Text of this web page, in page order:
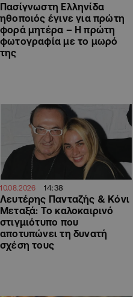
Πασίγνωστη Ελληνίδα
ηθοποιός έγινε για πρώτη
φορά μητέρα – Η πρώτη
φωτογραφία με το μωρό
της
10.08.2026 14:38
Λευτέρης Πανταζής & Κόνι
Μεταξά: Το καλοκαιρινό
στιγμιότυπο που
αποτυπώνει τη δυνατή
σχέση τους